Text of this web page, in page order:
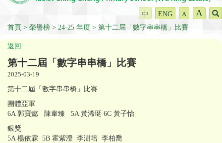
中 ENG A A
首頁 榮譽榜 24-25 年度 第十二屆「數字串串橋」比賽
返回
第十二屆「數字串串橋」比賽
2025-03-19
第十二屆「數字串串橋」比賽
團體亞軍
6A 郭寶懿 陳韋臻 5A 黃浠珽 6C 黃子怡
銀獎
5A 楊依霖 5B 霍紫澄 李澍培 李柏喬